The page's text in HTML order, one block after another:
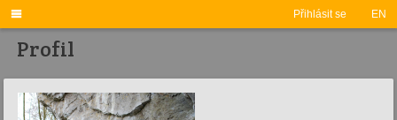
Přihlásit se EN

Profil